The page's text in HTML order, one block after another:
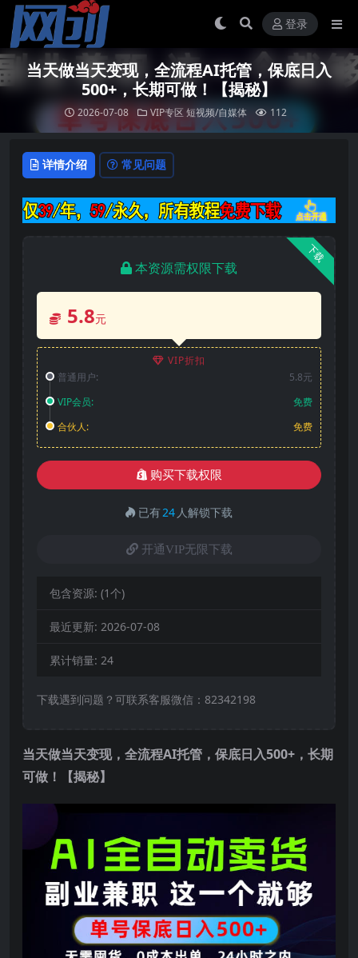
登录
当天做当天变现，全流程AI托管，保底日入
500+，长期可做！【揭秘】
2026-07-08 VIP专区 短视频/自媒体 112
详情介绍 常见问题
下载
本资源需权限下载
5.8元
VIP折扣
普通用户:
5.8元
VIP会员:
免费
合伙人:
免费
购买下载权限
已有24 人解锁下载
开通VIP无限下载
包含资源: (1个)
最近更新: 2026-07-08
累计销量: 24
下载遇到问题？可联系客服微信：82342198
当天做当天变现，全流程AI托管，保底日入500+，长期
可做！【揭秘】